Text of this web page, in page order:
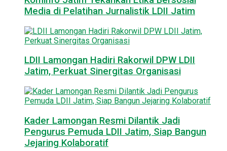
Media di Pelatihan Jurnalistik LDII Jatim
LDII Lamongan Hadiri Rakorwil DPW LDII
Jatim, Perkuat Sinergitas Organisasi
Kader Lamongan Resmi Dilantik Jadi
Pengurus Pemuda LDII Jatim, Siap Bangun
Jejaring Kolaboratif